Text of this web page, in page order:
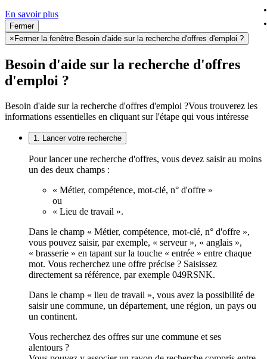
En savoir plus
Fermer
× Fermer la fenêtre Besoin d'aide sur la recherche d'offres d'emploi ?
Besoin d'aide sur la recherche d'offres
d'emploi ?
Besoin d'aide sur la recherche d'offres d'emploi ?Vous trouverez les
informations essentielles en cliquant sur l'étape qui vous intéresse
1. Lancer votre recherche
Pour lancer une recherche d'offres, vous devez saisir au moins
un des deux champs :
« Métier, compétence, mot-clé, n° d'offre »
ou
« Lieu de travail ».
Dans le champ « Métier, compétence, mot-clé, n° d'offre »,
vous pouvez saisir, par exemple, « serveur », « anglais »,
« brasserie » en tapant sur la touche « entrée » entre chaque
mot. Vous recherchez une offre précise ? Saisissez
directement sa référence, par exemple 049RSNK.
Dans le champ « lieu de travail », vous avez la possibilité de
saisir une commune, un département, une région, un pays ou
un continent.
Vous recherchez des offres sur une commune et ses
alentours ?